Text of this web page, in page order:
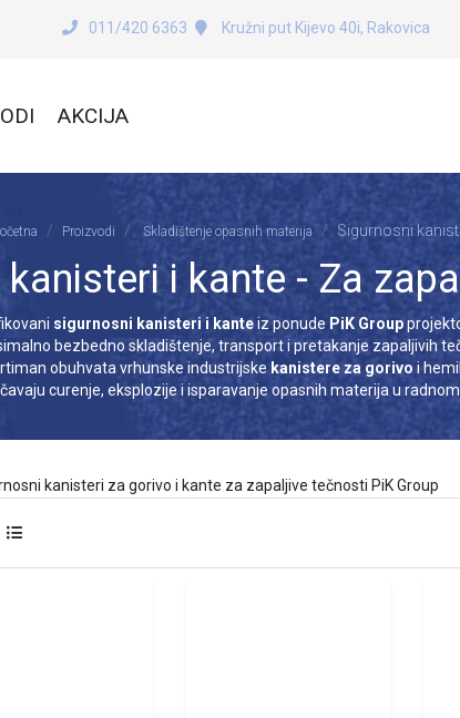
011/420 6363 Kružni put Kijevo 40i, Rakovica
AKCIJA
Proizvodi Skladištenje opasnih materija Sigurnosni
kanisteri i kante - Za
sigurnosni kanisteri i kanteiz ponude PiK Group
bezbedno skladištenje, transport i pretakanje zapaljivih
obuhvata vrhunske industrijske kanistere za gorivo i
curenje, eksplozije i isparavanje opasnih materija u